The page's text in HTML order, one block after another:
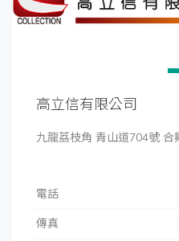
高立信有限公司
九龍荔枝角 青山道704號 合
電話
傳真